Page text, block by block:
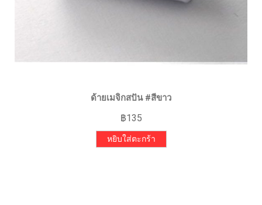
ด้ายเมจิกสปัน #สีขาว
฿135
หยิบใส่ตะกร้า